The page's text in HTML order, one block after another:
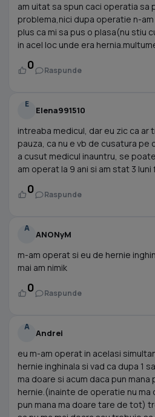
am uitat sa spun caci operatia sa
problema,nici dupa operatie n-
plus ca mi sa pus o plasa(nu stiu
in acel loc unde era
0 Raspunde
E
Elena991510
intreaba medicul, dar eu zic ca ar
pauza, ca nu e vb de cusatura pe
a cusut medicul inauntru, se
am operat la 9 ani si am stat 3
0 Raspunde
A
ANONyM
m-am operat si eu de hernie
mai am nimik
0 Raspunde
A
Andrei
eu m-am operat in acelasi
hernie inghinala si vad ca dupa 1
ma doare si acum daca pun mana
hernie.(inainte de operatie nu ma
pun mana ma doare tare de tot)